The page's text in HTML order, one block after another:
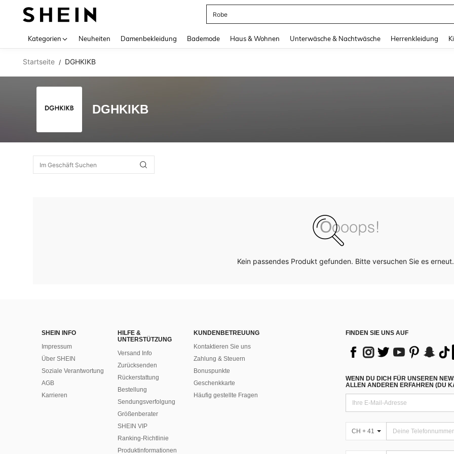
Robe
Kategorien Neuheiten Damenbekleidung Bademode Haus & Wohnen Unterwäsche & Nachtwäsche Herrenkleidung
Startseite / DGHKIKB
DGHKIKB
Kein passendes Produkt gefunden. Bitte versuchen Sie es erneut.
SHEIN INFO
Impressum
Über SHEIN
Soziale Verantwortung
AGB
Karrieren
HILFE &
UNTERSTÜTZUNG
Versand Info
Zurücksenden
Rückerstattung
Bestellung
Sendungsverfolgung
Größenberater
SHEIN VIP
Ranking-Richtlinie
​Produktinformationen
KUNDENBETREUUNG
Kontaktieren Sie uns
Zahlung & Steuern
Bonuspunkte
Geschenkkarte
Häufig gestellte Fragen
FINDEN SIE UNS AUF
WENN DU DICH FÜR UNSEREN
ALLEN ANDEREN ERFAHREN (DU
CH + 41